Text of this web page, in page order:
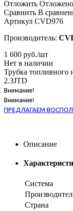
Отложить Отложено
Сравнить В
Артикул CVD976
Производитель:
1 600 руб./шт
Нет в наличии
Трубка топливного
2.3JTD
Внимание!
Внимание!
ПРЕДЛАГАЕМ
Описание
Система
Страна